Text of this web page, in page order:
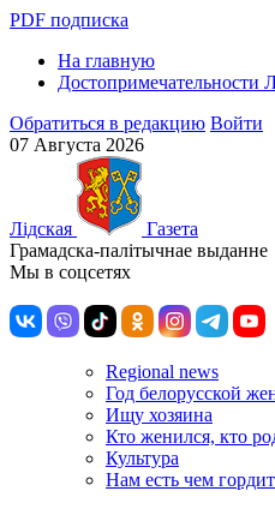
PDF подписка
На главную
Достопримечательности
Обратиться в редакцию Войти
07 Августа 2026
Лiдская
Газета
Грамадска-палiтычнае выданне
Мы в соцсетях
Regional news
Год белорусской
Ищу хозяина
Кто женился, кто
Культура
Нам есть чем